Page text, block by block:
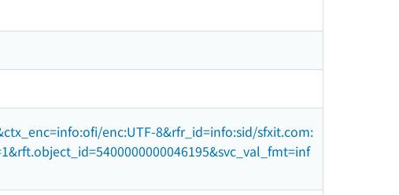
enc:UTF-8&rfr_id=info:sid/sfxit.com: